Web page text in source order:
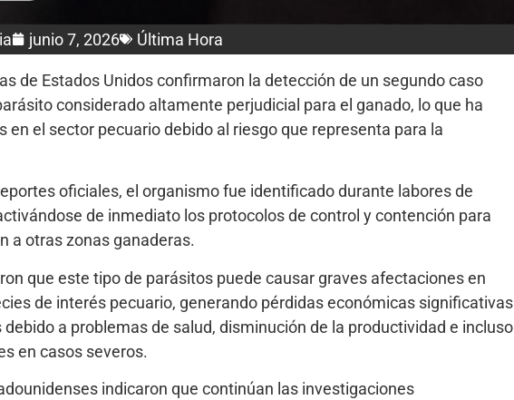
junio 7, 2026 Última Hora
de Estados Unidos confirmaron la detección de un segundo caso
considerado altamente perjudicial para el ganado, lo que ha
en el sector pecuario debido al riesgo que representa para la
oficiales, el organismo fue identificado durante labores de
de inmediato los protocolos de control y contención para
a otras zonas ganaderas.
que este tipo de parásitos puede causar graves afectaciones en
de interés pecuario, generando pérdidas económicas significativas
a problemas de salud, disminución de la productividad e incluso
en casos severos.
indicaron que continúan las investigaciones